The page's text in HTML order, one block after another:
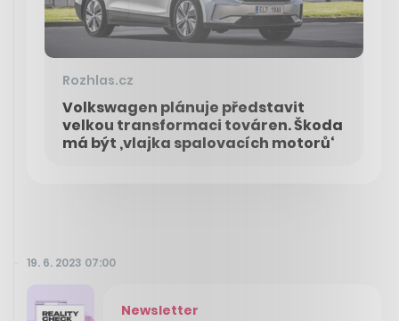
Rozhlas.cz
Volkswagen plánuje představit
velkou transformaci továren. Škoda
má být ‚vlajka spalovacích motorů‘
19. 6. 2023 07:00
Newsletter